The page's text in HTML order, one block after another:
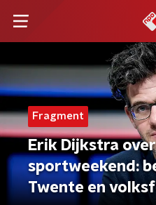
Fragment
Erik Dijkstra
sportweekend:
Twente en